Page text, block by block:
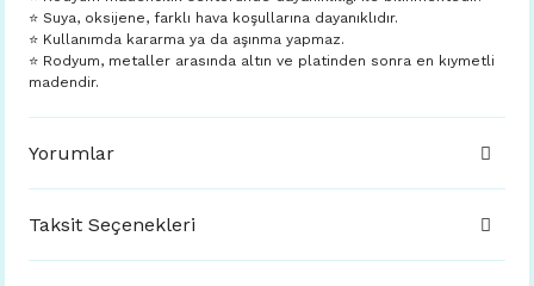
⭐️ Suya, oksijene, farklı hava koşullarına dayanıklıdır.
⭐️ Kullanımda kararma ya da aşınma yapmaz.
⭐️ Rodyum, metaller arasında altın ve platinden sonra en kıymetli
madendir.
Yorumlar
Taksit Seçenekleri